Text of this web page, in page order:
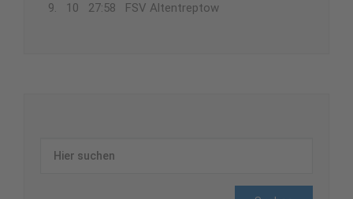
9. 10 27:58 FSV Altentreptow